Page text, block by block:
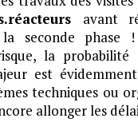
avant
seconde phase !
la probabilité
est
techniques ou
allonger les